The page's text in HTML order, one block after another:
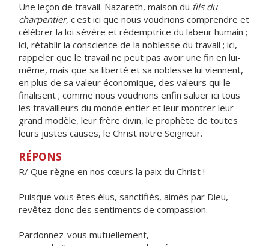
Une leçon de travail. Nazareth, maison du fils du
charpentier, c'est ici que nous voudrions comprendre et
célébrer la loi sévère et rédemptrice du labeur humain ;
ici, rétablir la conscience de la noblesse du travail ; ici,
rappeler que le travail ne peut pas avoir une fin en lui-
même, mais que sa liberté et sa noblesse lui viennent,
en plus de sa valeur économique, des valeurs qui le
finalisent ; comme nous voudrions enfin saluer ici tous
les travailleurs du monde entier et leur montrer leur
grand modèle, leur frère divin, le prophète de toutes
leurs justes causes, le Christ notre Seigneur.
RÉPONS
R/ Que règne en nos cœurs la paix du Christ !
Puisque vous êtes élus, sanctifiés, aimés par Dieu,
revêtez donc des sentiments de compassion.
Pardonnez-vous mutuellement,